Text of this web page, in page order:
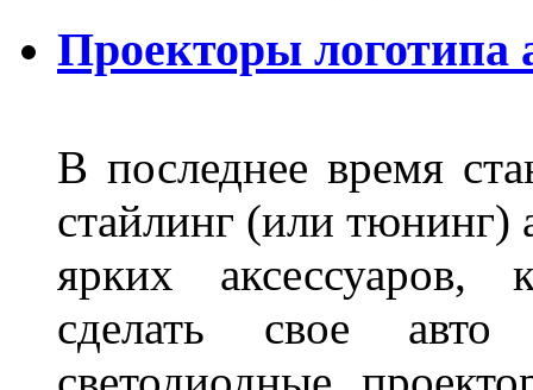
Проекторы логотипа
В последнее время
стайлинг (или тюнинг)
ярких аксессуаров,
сделать свое